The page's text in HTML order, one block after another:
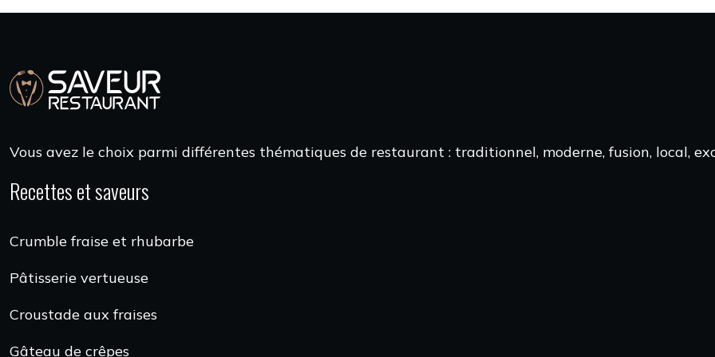
Vous avez le choix parmi différentes thématiques de restaurant : traditionnel, moderne, fusion, local,
Recettes et saveurs
Crumble fraise et rhubarbe
Pâtisserie vertueuse
Croustade aux fraises
Gâteau de crêpes